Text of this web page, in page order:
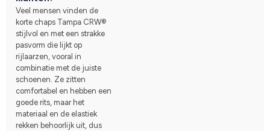
Veel mensen vinden de
korte chaps Tampa CRW®
stijlvol en met een strakke
pasvorm die lijkt op
rijlaarzen, vooral in
combinatie met de juiste
schoenen. Ze zitten
comfortabel en hebben een
goede rits, maar het
materiaal en de elastiek
rekken behoorlijk uit, dus